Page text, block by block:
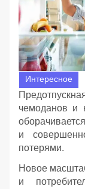
Интересное
чемоданов и
и
потерями.
Новое
и